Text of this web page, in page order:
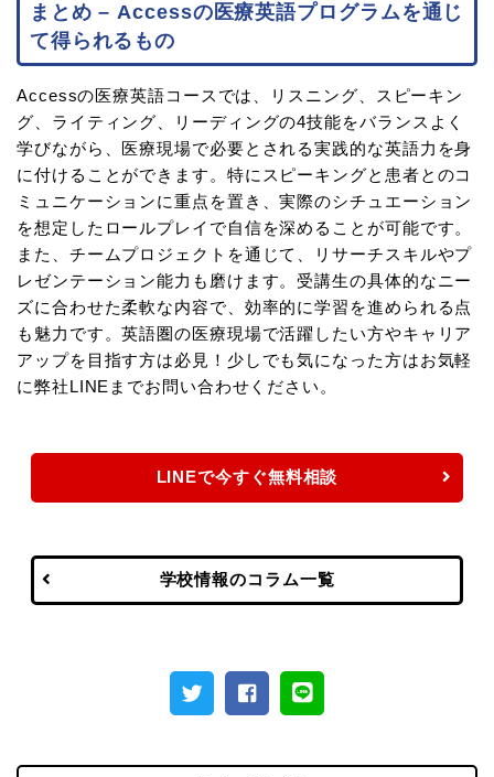
まとめ – Accessの医療英語プログラムを通じ
て得られるもの
Accessの医療英語コースでは、リスニング、スピーキン
グ、ライティング、リーディングの4技能をバランスよく
学びながら、医療現場で必要とされる実践的な英語力を身
に付けることができます。特にスピーキングと患者とのコ
ミュニケーションに重点を置き、実際のシチュエーション
を想定したロールプレイで自信を深めることが可能です。
また、チームプロジェクトを通じて、リサーチスキルやプ
レゼンテーション能力も磨けます。受講生の具体的なニー
ズに合わせた柔軟な内容で、効率的に学習を進められる点
も魅力です。英語圏の医療現場で活躍したい方やキャリア
アップを目指す方は必見！少しでも気になった方はお気軽
に弊社LINEまでお問い合わせください。
LINEで今すぐ無料相談
学校情報のコラム一覧